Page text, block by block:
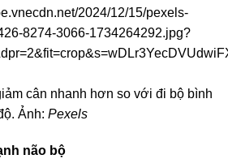
2024/12/15/pexels-
8274-3066-1734264292.jpg?
cân nhanh hơn so với đi bộ bình
Ảnh: Pexels
não bộ